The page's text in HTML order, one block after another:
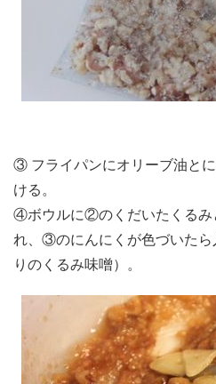
③ フライパンにオリーブ油と
ける。
④ボウルに②のくだいたくるみ
れ、③のにんにくが色づいたら
りのくるみ味噌）。